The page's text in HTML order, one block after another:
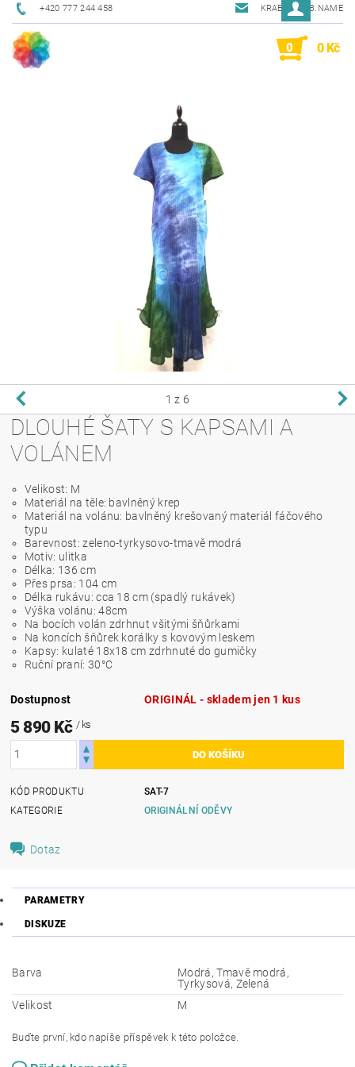
+420 777 244 458 KRAB@KRAB.NAME
0 0 Kč
1 z 6
DLOUHÉ ŠATY S KAPSAMI A
VOLÁNEM
Velikost: M
Materiál na těle: bavlněný krep
Materiál na volánu: bavlněný krešovaný materiál fáčového
typu
Barevnost: zeleno-tyrkysovo-tmavě modrá
Motiv: ulitka
Délka: 136 cm
Přes prsa: 104 cm
Délka rukávu: cca 18 cm (spadlý rukávek)
Výška volánu: 48cm
Na bocích volán zdrhnut všitými šňůrkami
Na koncích šňůrek korálky s kovovým leskem
Kapsy: kulaté 18x18 cm zdrhnuté do gumičky
Ruční praní: 30°C
Dostupnost ORIGINÁL - skladem jen 1 kus
5 890 Kč / ks
KÓD PRODUKTU
SAT-7
KATEGORIE
ORIGINÁLNÍ ODĚVY
Dotaz
PARAMETRY
DISKUZE
Barva
Modrá, Tmavě modrá,
Tyrkysová, Zelená
Velikost
M
Buďte první, kdo napíše příspěvek k této položce.